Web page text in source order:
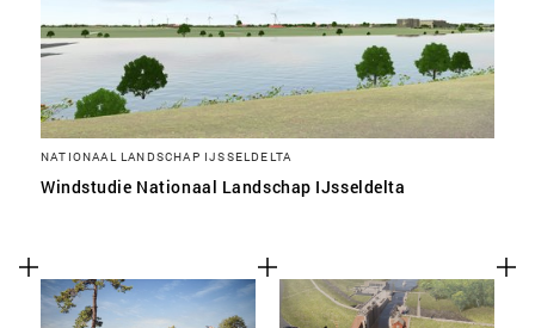
NATIONAAL LANDSCHAP IJSSELDELTA
Windstudie Nationaal Landschap IJsseldelta